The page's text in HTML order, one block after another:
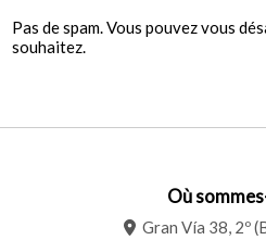
Pas de spam. Vous pouvez vous
souhaitez.
Où
Gran Vía 38, 2º